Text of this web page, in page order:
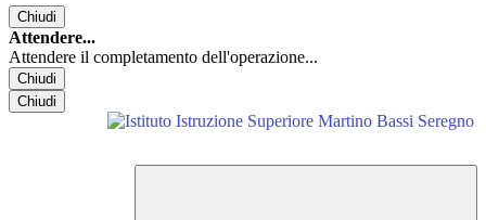
Chiudi
Attendere...
Attendere il completamento dell'operazione...
Chiudi
Chiudi